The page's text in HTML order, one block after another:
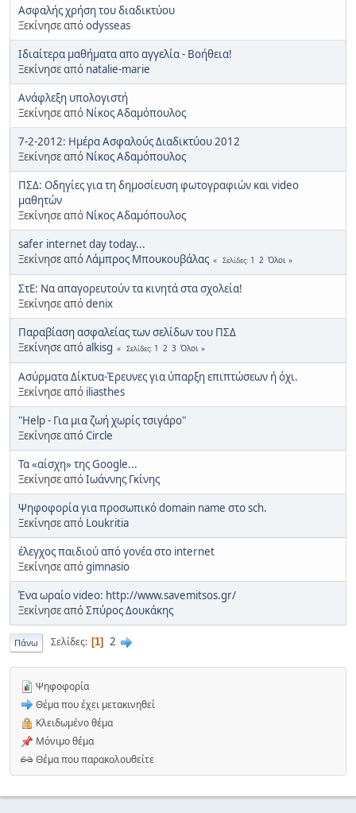
Ασφαλής χρήση του διαδικτύου
Ξεκίνησε απόodysseas
Ιδιαίτερα μαθήματα απο αγγελία - Βοήθεια!
Ξεκίνησε από natalie-marie
Ανάφλεξη υπολογιστή
Ξεκίνησε από Νίκος Αδαμόπουλος
7-2-2012: Ημέρα Ασφαλούς Διαδικτύου 2012
Ξεκίνησε από Νίκος Αδαμόπουλος
ΠΣΔ: Οδηγίες για τη δημοσίευση φωτογραφιών και video
μαθητών
Ξεκίνησε από Νίκος Αδαμόπουλος
safer internet day today...
Ξεκίνησε απόΛάμπρος Μπουκουβάλας Σελίδες 1 2 Όλοι
ΣτΕ: Να απαγορευτούν τα κινητά στα σχολεία!
Ξεκίνησε απόdenix
Παραβίαση ασφαλείας των σελίδων του ΠΣΔ
Ξεκίνησε απόalkisg Σελίδες 1 2 3 Όλοι
Ασύρματα Δίκτυα-Έρευνες για ύπαρξη επιπτώσεων ή όχι.
Ξεκίνησε από iliasthes
"Help - Για μια ζωή χωρίς τσιγάρο"
Ξεκίνησε απόCircle
Τα «αίσχη» της Google...
Ξεκίνησε απόΙωάννης Γκίνης
Ψηφοφορία για προσωπικό domain name στο sch.
Ξεκίνησε από Loukritia
έλεγχος παιδιού από γονέα στο internet
Ξεκίνησε απόgimnasio
Ένα ωραίο video: http://www.savemitsos.gr/
Ξεκίνησε απόΣπύρος Δουκάκης
Πάνω Σελίδες 1 2
Ψηφοφορία
Θέμα που έχει μετακινηθεί
Κλειδωμένο θέμα
Μόνιμο θέμα
Θέμα που παρακολουθείτε